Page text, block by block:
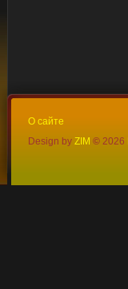
О сайте
Design by ZIM © 2026